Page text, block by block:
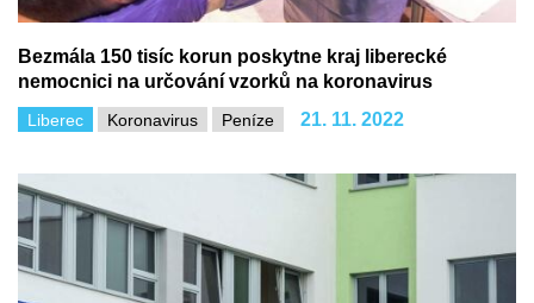
Bezmála 150 tisíc korun poskytne kraj liberecké
nemocnici na určování vzorků na koronavirus
Koronavirus
Liberec Peníze 21. 11. 2022